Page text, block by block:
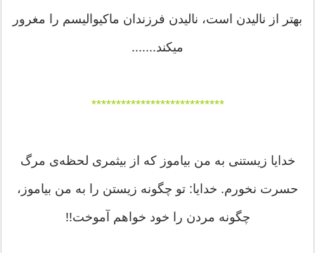
بهتر از نالیدن است، نالیدن فرزندان ماکیوالیسم را مغرور
میکند.......
***************************
خدایا زیستنی به من بیاموز که از بیثمری لحظه‌ی مرگ
حسرت نخورم. خدایا: تو چگونه زیستن را به من بیاموز،
چگونه مردن را خود خواهم آموخت!!